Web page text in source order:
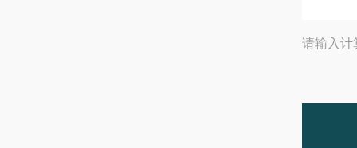
请输入计